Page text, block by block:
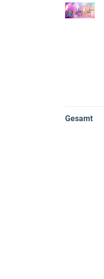
Gesamt